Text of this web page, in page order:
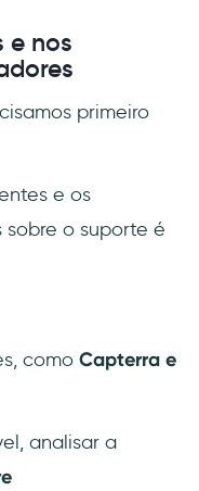
e nos
primeiro
e os
o suporte é
como Capterra e
analisar a